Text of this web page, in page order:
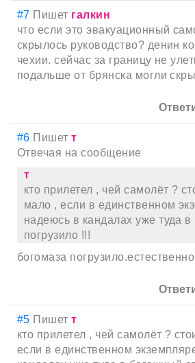
#7 Пишет галкин
что если это эвакуационный
скрылось руководство? денин
чехии. сейчас за границу не
подальше от брянска могли
#6 Пишетт
Отвечая на сообщение
т
кто прилетел , чей самолёт ?
мало , если в единственном
надеюсь в кандалах уже туда
погрузило !!!
богомаза погрузило.естественно
#5 Пишетт
кто прилетел , чей самолёт ?
если в единственном